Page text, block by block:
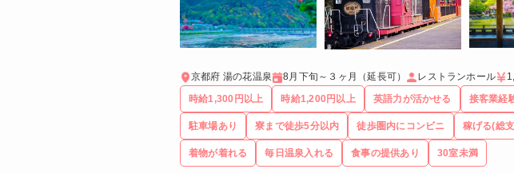
京都府 湯の花温泉 8月下旬～３ヶ月（延長可） レストランホール
時給1,300円以上 時給1,200円以上 英語力が活かせる 接客業経
駐車場あり 寮まで徒歩5分以内 徒歩圏内にコンビニ 稼げる(総
着物が着れる 毎日温泉入れる 食事の提供あり 30室未満